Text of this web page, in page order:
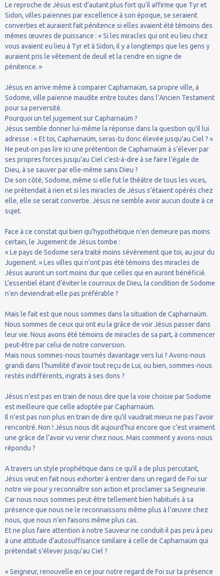
Le reproche de Jésus est d’autant plus fort qu’il affirme que Tyr et
Sidon, villes païennes par excellence à son époque, se seraient
converties et auraient fait pénitence si elles avaient été témoins des
mêmes œuvres de puissance : « Si les miracles qui ont eu lieu chez
vous avaient eu lieu à Tyr et à Sidon, il y a longtemps que les gens y
auraient pris le vêtement de deuil et la cendre en signe de
pénitence. »
Jésus en arrive même à comparer Capharnaüm, sa propre ville, à
Sodome, ville païenne maudite entre toutes dans l’Ancien Testament
pour sa perversité.
Pourquoi un tel jugement sur Capharnaüm ?
Jésus semble donner lui-même la réponse dans la question qu’il lui
adresse : « Et toi, Capharnaüm, seras-tu donc élevée jusqu'au Ciel ? »
Ne peut-on pas lire ici une prétention de Capharnaüm à s’élever par
ses propres forces jusqu’au Ciel c’est-à-dire à se faire l’égale de
Dieu, à se sauver par elle-même sans Dieu ?
De son côté, Sodome, même si elle fut le théâtre de tous les vices,
ne prétendait à rien et si les miracles de Jésus s’étaient opérés chez
elle, elle se serait convertie. Jésus ne semble avoir aucun doute à ce
sujet.
Face à ce constat qui bien qu’hypothétique n’en demeure pas moins
certain, le Jugement de Jésus tombe :
« Le pays de Sodome sera traité moins sévèrement que toi, au jour du
Jugement. » Les villes qui n’ont pas été témoins des miracles de
Jésus auront un sort moins dur que celles qui en auront bénéficié.
L’essentiel étant d’éviter le courroux de Dieu, la condition de Sodome
n’en deviendrait-elle pas préférable ?
Mais le fait est que nous sommes dans la situation de Capharnaüm.
Nous sommes de ceux qui ont eu la grâce de voir Jésus passer dans
leur vie. Nous avons été témoins de miracles de sa part, à commencer
peut-être par celui de notre conversion.
Mais nous sommes-nous tournés davantage vers lui ? Avons-nous
grandi dans l’humilité d’avoir tout reçu de Lui, ou bien, sommes-nous
restés indifférents, ingrats à ses dons ?
Jésus n’est pas en train de nous dire que la voie choisie par Sodome
est meilleure que celle adoptée par Capharnaüm.
Il n’est pas non plus en train de dire qu’il vaudrait mieux ne pas l’avoir
rencontré. Non ! Jésus nous dit aujourd’hui encore que c’est vraiment
une grâce de l’avoir vu venir chez nous. Mais comment y avons-nous
répondu ?
A travers un style prophétique dans ce qu’il a de plus percutant,
Jésus veut en fait nous exhorter à entrer dans un regard de Foi sur
notre vie pour y reconnaître son action et proclamer sa Seigneurie.
Car nous nous sommes peut-être tellement bien habitués à sa
présence que nous ne le reconnaissons même plus à l’œuvre chez
nous, que nous n’en faisons même plus cas.
Et ne plus faire attention à notre Sauveur ne conduit-il pas peu à peu
à une attitude d’autosuffisance similaire à celle de Capharnaüm qui
prétendait s’élever jusqu’au Ciel ?
« Seigneur, renouvelle en ce jour notre regard de Foi sur ta présence